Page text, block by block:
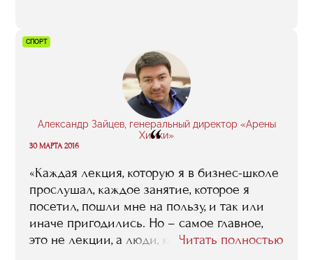
новичком меня сложно было назвать –
меня даже многие рестораторы, которые у
нас лекции читали и которым наша
компания мясо поставляла, во время
занятий узнавали, здоровались… Тем не
менее, могу однозначно сказать: выбор я
сделал правильный, учеба на пользу пошла,
понял, я и теперь в своей работе
использую практически каждый день».
СПОРТ
Александр Зайцев, генеральный директор «Арены
Химки»
“
30 МАРТА 2016
«Каждая лекция, которую я в бизнес-школе
прослушал, каждое занятие, которое я
посетил, пошли мне на пользу, и так или
иначе пригодились. Но – самое главное,
это не лекции, а люди, которые их читают.
Читать полностью